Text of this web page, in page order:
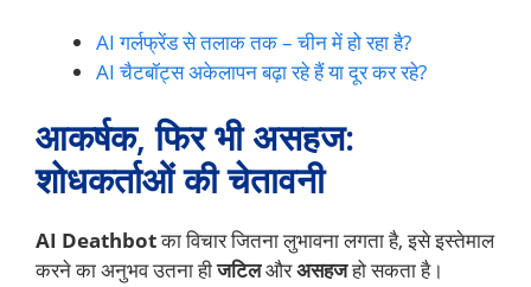
AI गर्लफ्रेंड से तलाक तक – चीन में हो रहा है?
AI चैटबॉट्स अकेलापन बढ़ा रहे हैं या दूर कर रहे?
आकर्षक, फिर भी असहज:
शोधकर्ताओं की चेतावनी
AI Deathbotका विचार जितना लुभावना लगता है, इसे इस्तेमाल
करने का अनुभव उतना हीजटिलऔरअसहजहो सकता है।